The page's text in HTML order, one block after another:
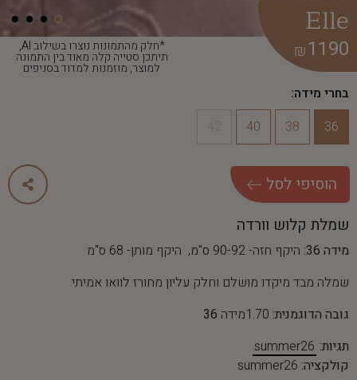
*חלק מהתמונות נוצרו בשילוב AI,
תיתכן סטייה קלה מאוד בין התמונה
למוצר, מוזמנות למדוד בסניפים
Elle
1190
₪
בחרי מידה:
36
38
40
הוסיפי לסל
שמלת קלוש וורדה
מידה 36:
היקף חזה- 90-92 ס"מ, היקף מותן- 68 ס"מ
שמלה מבד מיקדו מושלם וחלק עליון מחורז לוואו אמיתי
גובה הדוגמנית: 1.70מידה
36
תגיות: summer26
קולקציה: summer26